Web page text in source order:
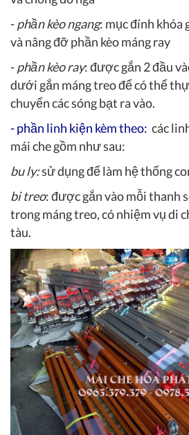
-phần kèo ngang: mục đính khóa
và nâng đỡ phần kèo máng ray
-phần kèo ray: được gắn 2 đầu
dưới gắn máng treo để có thể
chuyển các sóng bạt ra vào.
-phần linh kiện kèm theo: các
mái che gồm như sau:
bu ly:sử dụng để làm hệ thống
bi treo: được gắn vào mỗi thanh
trong máng treo, có nhiệm vụ di
tàu.